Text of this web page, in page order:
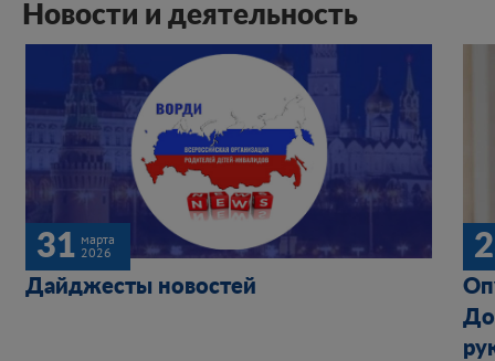
31 марта
2026
Дайджесты новостей
Новости и деятельность